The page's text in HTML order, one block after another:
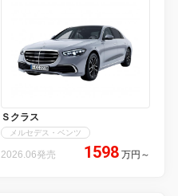
Ｓクラス
メルセデス・ベンツ
2026.06発売 1598 万円 ～